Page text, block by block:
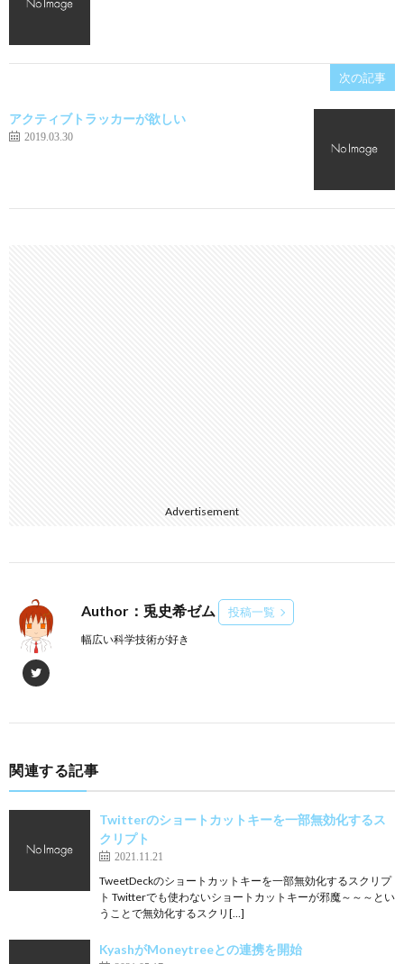
次の記事
アクティブトラッカーが欲しい
2019.03.30
Advertisement
Author：兎史希ゼム 投稿一覧
幅広い科学技術が好き
関連する記事
Twitterのショートカットキーを一部無効化するス
クリプト
2021.11.21
TweetDeckのショートカットキーを一部無効化するスクリプ
ト Twitterでも使わないショートカットキーが邪魔～～～とい
うことで無効化するスクリ[…]
KyashがMoneytreeとの連携を開始